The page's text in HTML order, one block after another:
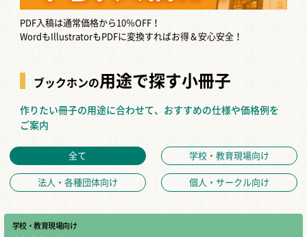
PDF入稿は通常価格から10％OFF！
WordもIllustratorもPDFに変換すればお得＆安心安全！
ブックホンの用途で探す小冊子
作りたい冊子の用途に合わせて、おすすめの仕様や価格例を
ご案内
全て 学校・教育現場向け
法人・各種団体向け 個人・サークル向け
学校・教育現場向け